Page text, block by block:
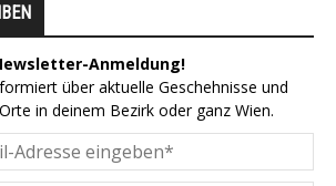
Anmeldung!
über aktuelle Geschehnisse und
in deinem Bezirk oder ganz Wien.